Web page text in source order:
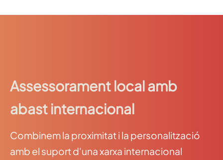
Assessorament local amb
abast internacional
Combinem la proximitat i la personalització
amb el suport d'una xarxa internacional